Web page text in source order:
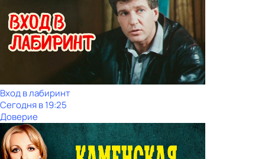
Вход в лабиринт
Сегодня в 19:25
Доверие